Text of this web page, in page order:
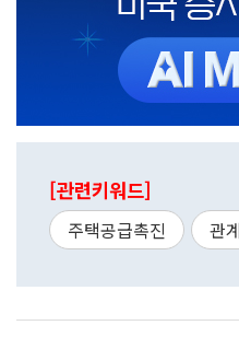
[관련키워드]
주택공급촉진 관